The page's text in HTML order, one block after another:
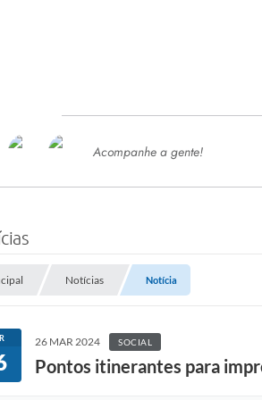
SERVIÇOS
SEMED
Processo de Contratação -
Concursos e Processos Seletivos
Acompanhe a gente!
Notícias Notícia
26 MAR 2024 SOCIAL
Pontos itinerantes para